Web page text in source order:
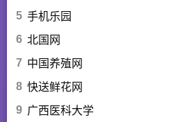
5 手机乐园
6 北国网
7 中国养殖网
8 快送鲜花网
9 广西医科大学